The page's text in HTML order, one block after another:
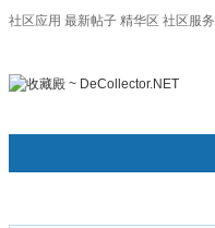
社区应用 最新帖子 精华区 社区服务